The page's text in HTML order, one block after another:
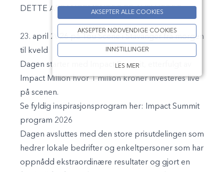
DETTE ARRANGEMENTET ER AVSLUTTET
23. april 2026 på Tou Scene i Stavanger fra morgen
til kveld
Dagen starter med Impact Summit, etterfulgt av
Impact Million hvor 1 million kroner investeres live
på scenen.
Se fyldig inspirasjonsprogram her: Impact Summit
program 2026
Dagen avsluttes med den store prisutdelingen som
hedrer lokale bedrifter og enkeltpersoner som har
oppnådd ekstraordinære resultater og gjort en
AKSEPTER ALLE COOKIES
AKSEPTER NØDVENDIGE COOKIES
INNSTILLINGER
LES MER